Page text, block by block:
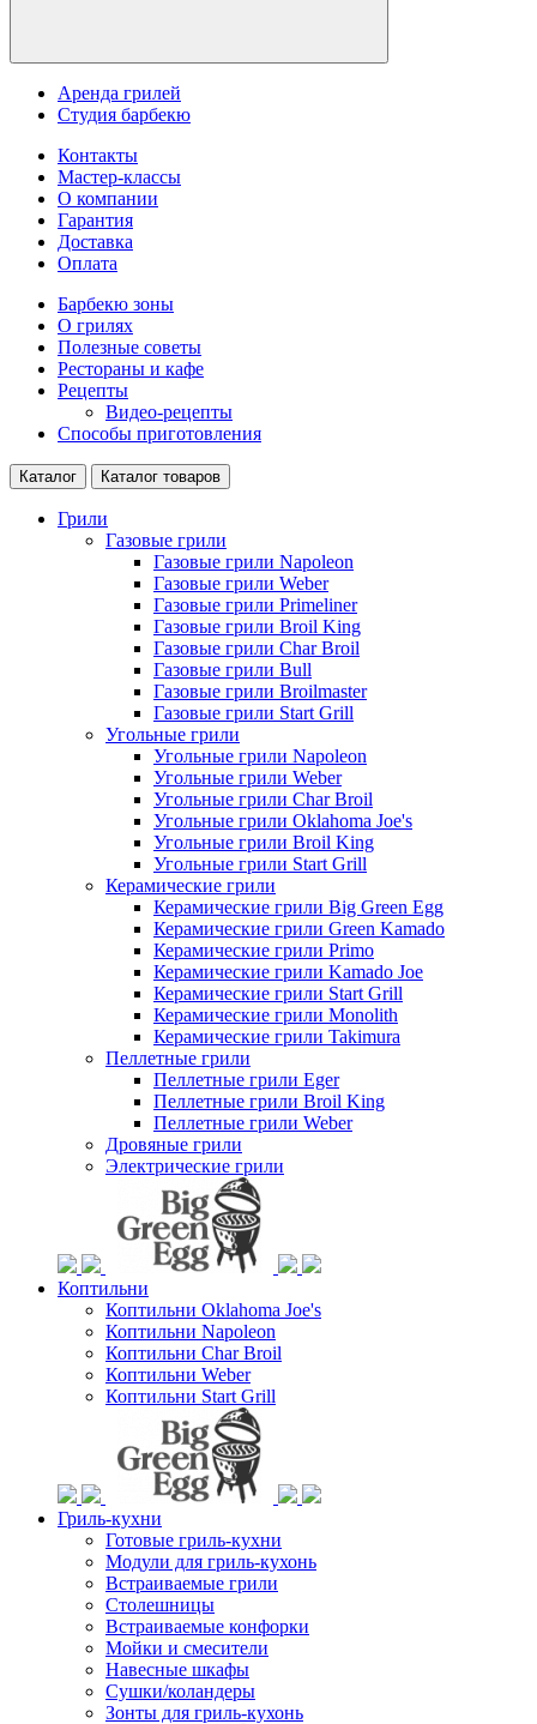
Аренда грилей
Студия барбекю
Контакты
Мастер-классы
О компании
Гарантия
Доставка
Оплата
Барбекю зоны
О грилях
Полезные советы
Рестораны и кафе
Рецепты
Видео-рецепты
Способы приготовления
Каталог Каталог товаров
Грили
Газовые грили
Газовые грили Napoleon
Газовые грили Weber
Газовые грили Primeliner
Газовые грили Broil King
Газовые грили Char Broil
Газовые грили Bull
Газовые грили Broilmaster
Газовые грили Start Grill
Угольные грили
Угольные грили Napoleon
Угольные грили Weber
Угольные грили Char Broil
Угольные грили Oklahoma Joe's
Угольные грили Broil King
Угольные грили Start Grill
Керамические грили
Керамические грили Big Green Egg
Керамические грили Green Kamado
Керамические грили Primo
Керамические грили Kamado Joe
Керамические грили Start Grill
Керамические грили Monolith
Керамические грили Takimura
Пеллетные грили
Пеллетные грили Eger
Пеллетные грили Broil King
Пеллетные грили Weber
Дровяные грили
Электрические грили
Коптильни
Коптильни Oklahoma Joe's
Коптильни Napoleon
Коптильни Char Broil
Коптильни Weber
Коптильни Start Grill
Гриль-кухни
Готовые гриль-кухни
Модули для гриль-кухонь
Встраиваемые грили
Столешницы
Встраиваемые конфорки
Мойки и смесители
Навесные шкафы
Сушки/коландеры
Зонты для гриль-кухонь